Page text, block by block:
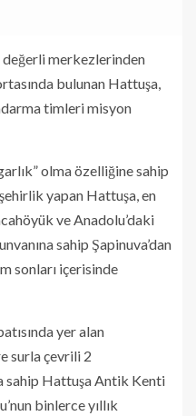
değerli merkezlerinden
bulunan Hattuşa,
timleri misyon
olma özelliğine sahip
yapan Hattuşa, en
ve Anadolu’daki
sahip Şapinuva’dan
sonları içerisinde
yer alan
surla çevrili 2
sahip Hattuşa Antik Kenti
binlerce yıllık